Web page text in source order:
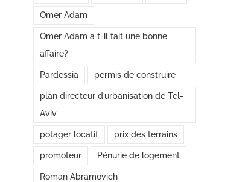
Omer Adam
Omer Adam a t-il fait une bonne
affaire?
Pardessia permis de construire
plan directeur d’urbanisation de Tel-
Aviv
potager locatif prix des terrains
promoteur Pénurie de logement
Roman Abramovich